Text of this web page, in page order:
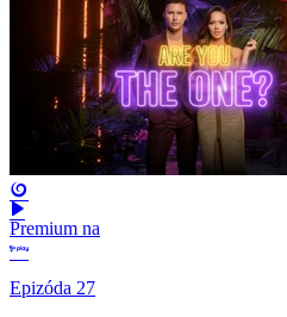
Premium na
Epizóda 27